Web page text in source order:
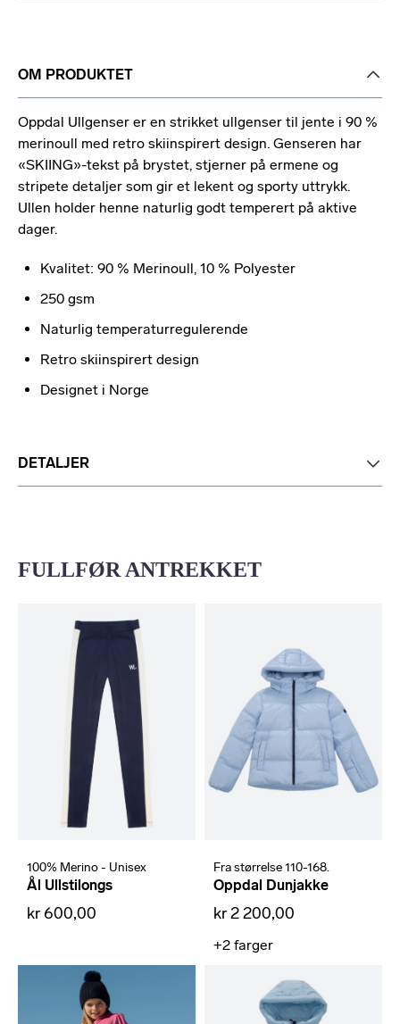
OM PRODUKTET
Oppdal Ullgenser er en strikket ullgenser til jente i 90 %
merinoull med retro skiinspirert design. Genseren har
«SKIING»-tekst på brystet, stjerner på ermene og
stripete detaljer som gir et lekent og sporty uttrykk.
Ullen holder henne naturlig godt temperert på aktive
dager.
Kvalitet: 90 % Merinoull, 10 % Polyester
250 gsm
Naturlig temperaturregulerende
Retro skiinspirert design
Designet i Norge
DETALJER
FULLFØR ANTREKKET
100% Merino - Unisex
Ål Ullstilongs
kr 600,00
Fra størrelse 110-168.
Oppdal Dunjakke
kr 2 200,00
+2 farger